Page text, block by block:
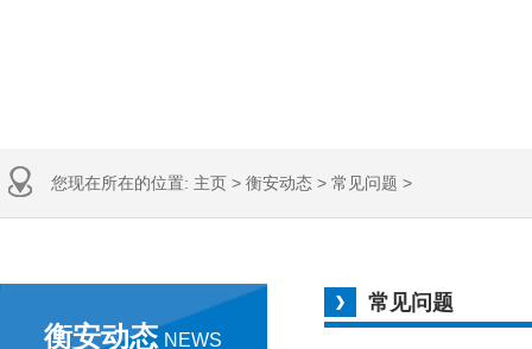
您现在所在的位置: 主页 > 衡安动态 > 常见问题 >
衡安动态 NEWS
常见问题